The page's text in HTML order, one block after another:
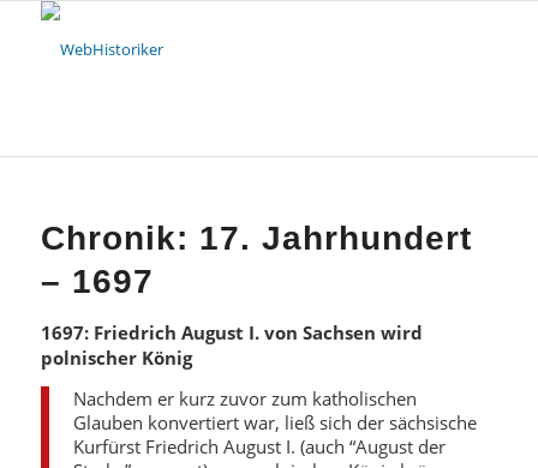
Chronik: 17. Jahrhundert
– 1697
1697: Friedrich August I. von Sachsen wird
polnischer König
Nachdem er kurz zuvor zum katholischen
Glauben konvertiert war, ließ sich der sächsische
Kurfürst Friedrich August I. (auch “August der